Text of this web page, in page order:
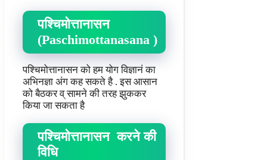
पश्चिमोत्तानासन
(Paschimottanasana )
पश्चिमोत्तानासन को हम योग विज्ञानं का
अभिनज्ञा अंग कह सकते है . इस आसान
को बैठकर व् सामने की तरह झुककर
किया जा सकता है
पश्चिमोत्तानासन करने की
विधि